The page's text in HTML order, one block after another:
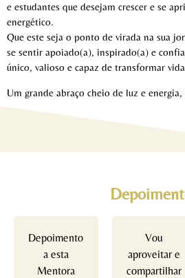
e estudantes que desejam crescer e se
energético.
Que este seja o ponto de virada na sua
se sentir apoiado(a), inspirado(a) e
único, valioso e capaz de transformar
Um grande abraço cheio de luz e
Depoimento
a esta
Mentora
Vou
aproveitar e
compartilhar